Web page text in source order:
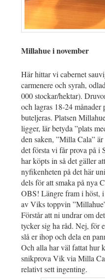
Millahue i november
Här hittar vi cabernet
carmenere och syrah,
000 stockar/hektar).
och lagras 18-24 månader
buteljeras. Platsen
ligger, lär betyda ”plats
den saken, ”Milla Cala”
det första vi får prova på i
har köpts in så det gäller
nyfikenheten på det här
dels för att smaka på nya
OBS! Längre fram i höst,
av Viks toppvin
Förstår att ni undrar om
tycker sig ha råd. Nej, för
slå er ihop och dela en
Och alla har väl fattat hur
snikprova Vik via Milla
relativt sett ingenting.